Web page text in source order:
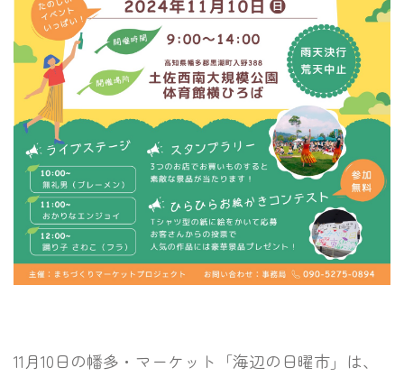
11月10日の幡多・マーケット「海辺の日曜市」は、